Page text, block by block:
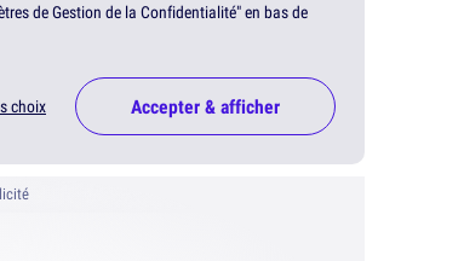
de Gestion de la Confidentialité" en bas de
choix Accepter & afficher